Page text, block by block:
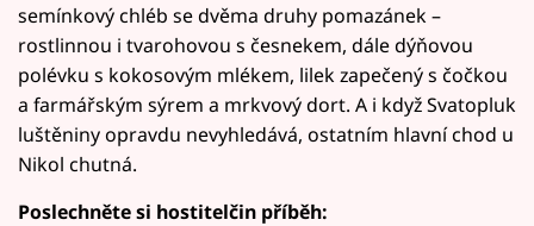
semínkový chléb se dvěma druhy pomazánek –
rostlinnou i tvarohovou s česnekem, dále dýňovou
polévku s kokosovým mlékem, lilek zapečený s čočkou
a farmářským sýrem a mrkvový dort. A i když Svatopluk
luštěniny opravdu nevyhledává, ostatním hlavní chod u
Nikol chutná.
Poslechněte si hostitelčin příběh: